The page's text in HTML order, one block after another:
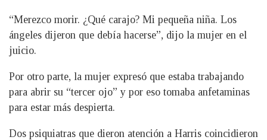
“Merezco morir. ¿Qué carajo? Mi pequeña niña. Los
ángeles dijeron que debía hacerse”, dijo la mujer en el
juicio.
Por otro parte, la mujer expresó que estaba trabajando
para abrir su “tercer ojo” y por eso tomaba anfetaminas
para estar más despierta.
Dos psiquiatras que dieron atención a Harris coincidieron